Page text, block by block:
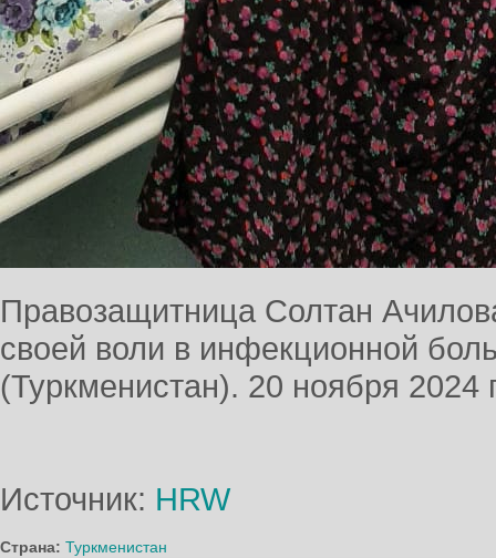
Правозащитница Солтан
своей воли в инфекционной
(Туркменистан). 20 ноября 2024
Источник: HRW
Страна: Туркменистан